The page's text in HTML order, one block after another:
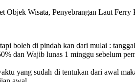
Wisata, Penyebrangan Laut Ferry
boleh di pindah kan dari mulai :
dan Wajib lunas 1 minggu sebelum
yang sudah di tentukan dari awal